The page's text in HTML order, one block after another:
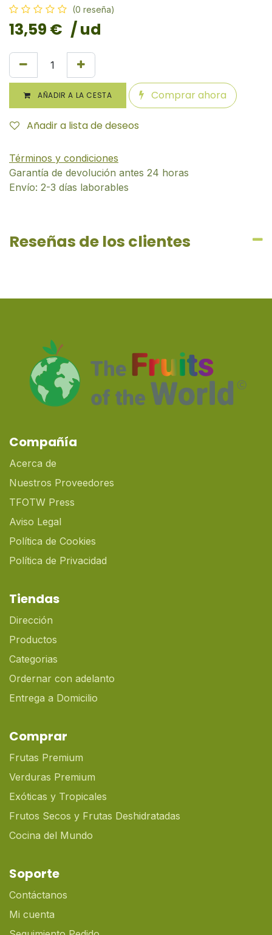
(0 reseña)
13,59 € / ud
AÑADIR A LA CESTA Comprar ahora
Añadir a lista de deseos
Términos y condiciones
Garantía de devolución antes 24 horas
Envío: 2-3 días laborables
Reseñas de los clientes
Compañía
Acerca de
Nuestros Proveedores
TFOTW Press
Aviso Legal
Política de Cookies
Política de Privacidad
Tiendas
Dirección
Productos
Categorias
Ordernar con adelanto
Entrega a Domicilio
Comprar
Frutas Premium
Verduras Premium
Exóticas y Tropicales
Frutos Secos y Frutas Deshidratadas
Cocina del Mundo
Soporte
Contáctanos
Mi cuenta